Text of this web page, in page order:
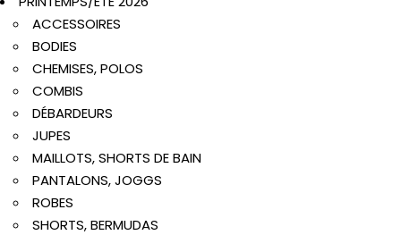
ACCESSOIRES
BODIES
CHEMISES, POLOS
COMBIS
DÉBARDEURS
JUPES
MAILLOTS, SHORTS DE BAIN
PANTALONS, JOGGS
ROBES
SHORTS, BERMUDAS